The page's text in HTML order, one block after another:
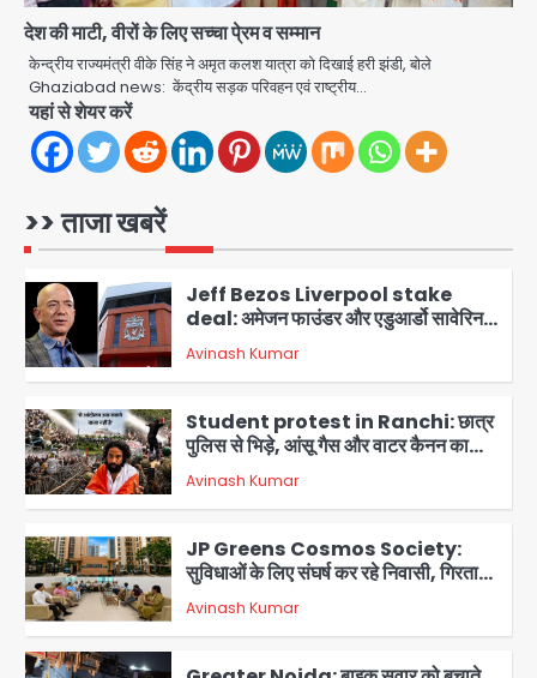
देश की माटी, वीरों के लिए सच्चा पे्रम व सम्मान
केन्द्रीय राज्यमंत्री वीके सिंह ने अमृत कलश यात्रा को दिखाई हरी झंडी, बोले
Ghaziabad news: केंद्रीय सड़क परिवहन एवं राष्ट्रीय…
यहां से शेयर करें
>> ताजा खबरें
5
Greater Noida: बाइक सवार को बचाते
समय निर्माणाधीन नाले में गिरी कार, ड्राइवर
बाल-बाल बचा
Avinash Kumar
1
colombia earthquake: रिक्टर
महसूस
2
Jeff Bezos Liverpool stake
deal: अमेजन फाउंडर और एडुआर्डो सावेरिन
का निवेश
Avinash Kumar
3
Student protest in Ranchi: छात्र
पुलिस से भिड़े, आंसू गैस और वाटर कैनन का
इस्तेमाल
Avinash Kumar
4
JP Greens Cosmos Society:
सुविधाओं के लिए संघर्ष कर रहे निवासी, गिरता
प्लास्टर और कमजोर सुरक्षा बनी बड़ी चुनौती
Avinash Kumar